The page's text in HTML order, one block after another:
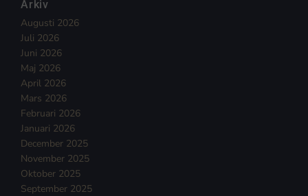
Arkiv
Augusti 2026
Juli 2026
Juni 2026
Maj 2026
April 2026
Mars 2026
Februari 2026
Januari 2026
December 2025
November 2025
Oktober 2025
September 2025